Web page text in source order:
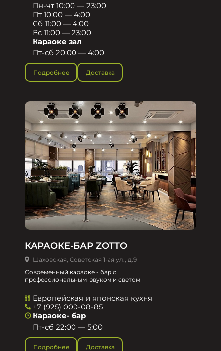
Пн-чт 10:00 — 23:00
Пт 10:00 — 4:00
Сб 11:00 — 4:00
Вс 11:00 — 23:00
Караоке зал
Пт-сб 20:00 — 4:00
Подробнее Доставка
КАРАОКЕ-БАР ZOTTO
Шаховская, Советская 1-ая ул., д.9
Современный караоке - бар с
профессиональным звуком и светом
Европейская и японская кухня
+7 (925) 000-08-85
Караоке- бар
Пт-сб 22:00 — 5:00
Подробнее Доставка